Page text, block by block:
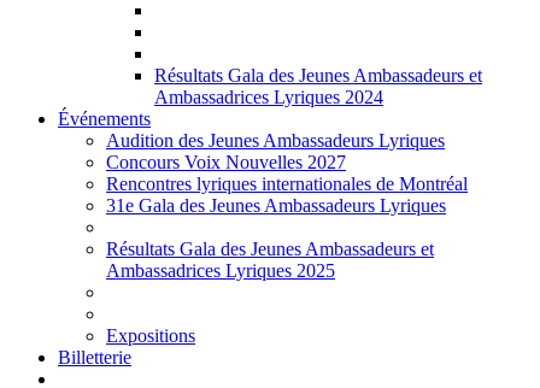
Résultats Gala des Jeunes Ambassadeurs et
Ambassadrices Lyriques 2024
Événements
Audition des Jeunes Ambassadeurs Lyriques
Concours Voix Nouvelles 2027
Rencontres lyriques internationales de Montréal
31e Gala des Jeunes Ambassadeurs Lyriques
Résultats Gala des Jeunes Ambassadeurs et
Ambassadrices Lyriques 2025
Expositions
Billetterie